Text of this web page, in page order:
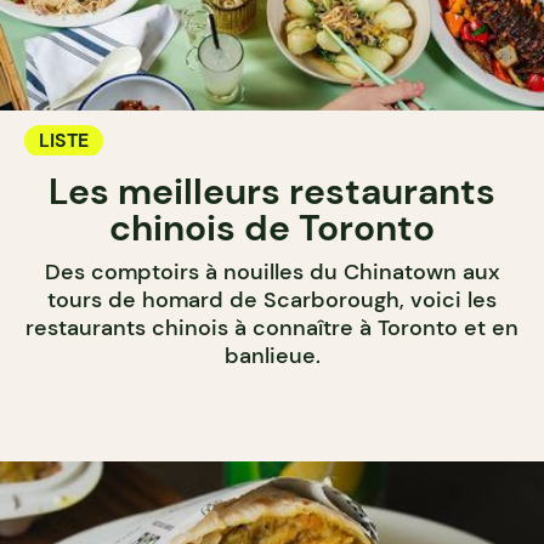
LISTE
Les meilleurs restaurants
chinois de Toronto
Des comptoirs à nouilles du Chinatown aux
tours de homard de Scarborough, voici les
restaurants chinois à connaître à Toronto et en
banlieue.